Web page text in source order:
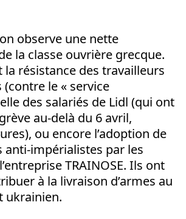
observe une nette
la classe ouvrière grecque.
la résistance des travailleurs
le « service
des salariés de Lidl (qui ont
au-delà du 6 avril,
ou encore l’adoption de
anti-impérialistes par les
TRAINOSE. Ils ont
à la livraison d’armes au
ukrainien.